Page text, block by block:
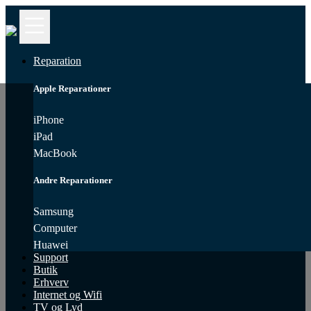
Reparation
Apple Reparationer
iPhone
iPad
MacBook
Andre Reparationer
Samsung
Computer
Huawei
Support
Butik
Erhverv
Internet og Wifi
TV og Lyd
Kontakt
iPhone
Reparation
Reparation
Reparation
Huawei
Reparation